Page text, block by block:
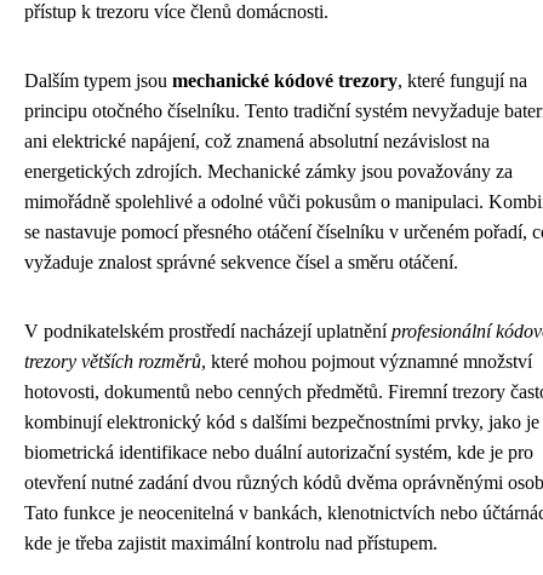
přístup k trezoru více členů domácnosti.
Dalším typem jsou mechanické kódové trezory, které fungují na
principu otočného číselníku. Tento tradiční systém nevyžaduje
ani elektrické napájení, což znamená absolutní nezávislost na
energetických zdrojích. Mechanické zámky jsou považovány za
mimořádně spolehlivé a odolné vůči pokusům o manipulaci.
se nastavuje pomocí přesného otáčení číselníku v určeném pořadí,
vyžaduje znalost správné sekvence čísel a směru otáčení.
V podnikatelském prostředí nacházejí uplatněníprofesionální
trezory větších rozměrů, které mohou pojmout významné množství
hotovosti, dokumentů nebo cenných předmětů. Firemní trezory
kombinují elektronický kód s dalšími bezpečnostními prvky, jako je
biometrická identifikace nebo duální autorizační systém, kde je pro
otevření nutné zadání dvou různých kódů dvěma oprávněnými
Tato funkce je neocenitelná v bankách, klenotnictvích nebo
kde je třeba zajistit maximální kontrolu nad přístupem.